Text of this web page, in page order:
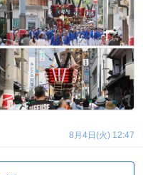
8月4日(火) 12:47